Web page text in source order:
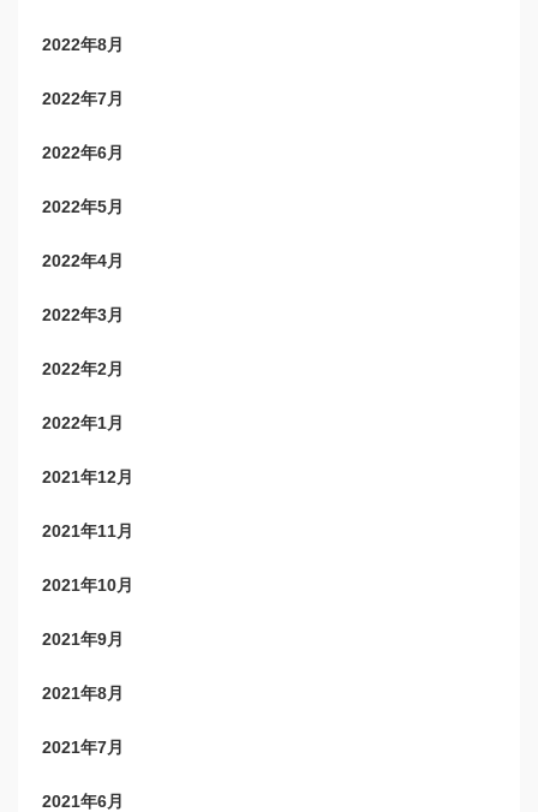
2022年8月
2022年7月
2022年6月
2022年5月
2022年4月
2022年3月
2022年2月
2022年1月
2021年12月
2021年11月
2021年10月
2021年9月
2021年8月
2021年7月
2021年6月